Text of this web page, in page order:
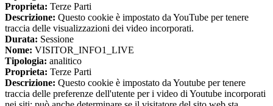
Proprieta: Terze Parti
Descrizione: Questo cookie è impostato da YouTube per tenere
traccia delle visualizzazioni dei video incorporati.
Durata: Sessione
Nome: VISITOR_INFO1_LIVE
Tipologia: analitico
Proprieta: Terze Parti
Descrizione: Questo cookie è impostato da Youtube per tenere
traccia delle preferenze dell'utente per i video di Youtube incorporati